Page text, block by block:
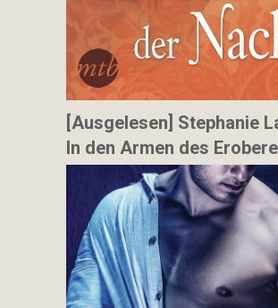
[Ausgelesen] Stephanie
In den Armen des